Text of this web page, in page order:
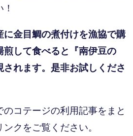
に金目鯛の煮付けを漁協で購
煎して食べると『南伊豆の
されます。是非お試しくださ
コテージの利用記事をまと
クをご覧ください。